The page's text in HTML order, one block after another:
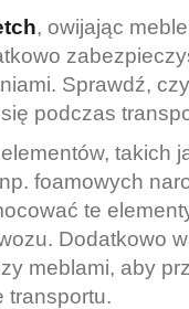
, owijając
Sprawdź,
podczas
takich
foamowych
te
Dodatkowo
meblami, aby
transportu.